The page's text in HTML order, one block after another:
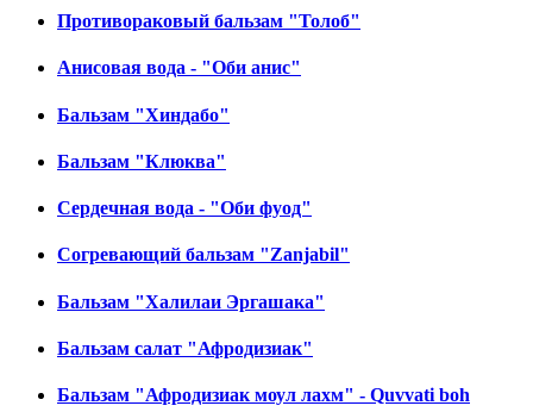
Противораковый бальзам "Толоб"
Анисовая вода - "Оби анис"
Бальзам "Хиндабо"
Бальзам "Клюква"
Сердечная вода - "Оби фуод"
Согревающий бальзам "Zanjabil"
Бальзам "Халилаи Эргашака"
Бальзам салат "Афродизиак"
Бальзам "Афродизиак моул лахм" - Quvvati boh